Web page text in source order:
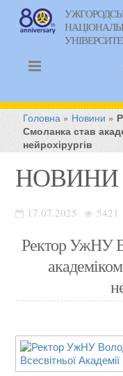
Головна » Новини »
Смоланка став
нейрохірургів
НОВИНИ
17.07.2025 5421
Ректор УжНУ